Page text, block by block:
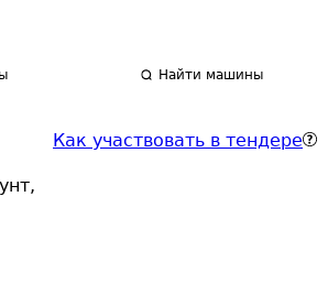
Найти машины
Как участвовать в тендере